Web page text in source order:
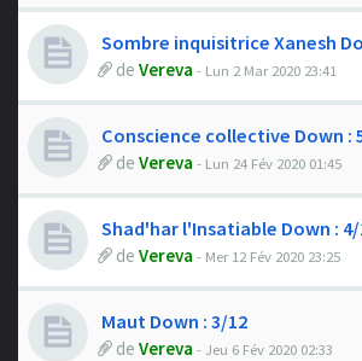
Sombre inquisitrice Xanesh
de Vereva - Lun 2 Mar 2020 23:41
Conscience collective Down :
de Vereva - Lun 24 Fév 2020 01:45
Shad'har l'Insatiable Down : 4/
de Vereva - Mer 12 Fév 2020 23:25
Maut Down : 3/12
de Vereva - Jeu 6 Fév 2020 02:33